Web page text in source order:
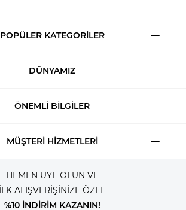
POPÜLER KATEGORİLER
DÜNYAMIZ
ÖNEMLİ BİLGİLER
MÜŞTERİ HİZMETLERİ
HEMEN ÜYE OLUN VE
İLK ALIŞVERİŞİNİZE ÖZEL
%10 İNDİRİM KAZANIN!